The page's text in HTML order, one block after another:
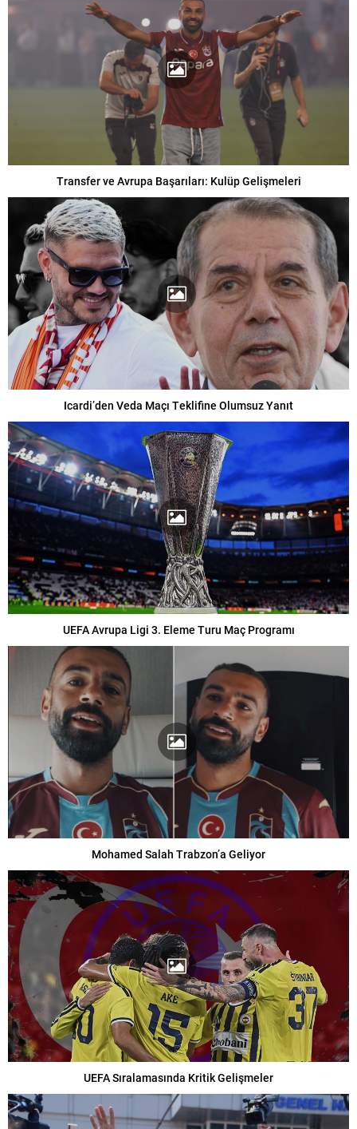
Transfer ve Avrupa Başarıları: Kulüp Gelişmeleri
Icardi’den Veda Maçı Teklifine Olumsuz Yanıt
UEFA Avrupa Ligi 3. Eleme Turu Maç Programı
Mohamed Salah Trabzon’a Geliyor
UEFA Sıralamasında Kritik Gelişmeler